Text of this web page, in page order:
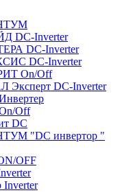
DC-Inverter
DC-Inverter
DC-Inverter
On/Off
Эксперт DC-Inverter
Off
DC
"DC инвертор "
OFF
Inverter